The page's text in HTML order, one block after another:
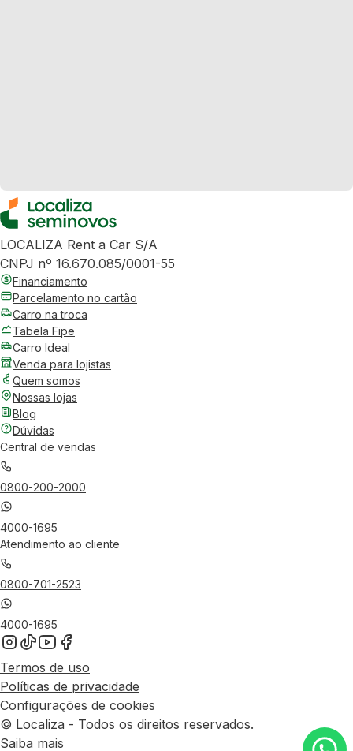
LOCALIZA Rent a Car S/A
CNPJ nº 16.670.085/0001-55
Financiamento
Parcelamento no cartão
Carro na troca
Tabela Fipe
Carro Ideal
Venda para lojistas
Quem somos
Nossas lojas
Blog
Dúvidas
Central de vendas
0800-200-2000
4000-1695
Atendimento ao cliente
0800-701-2523
4000-1695
Termos de uso
Políticas de privacidade
Configurações de cookies
© Localiza - Todos os direitos reservados.
Saiba mais